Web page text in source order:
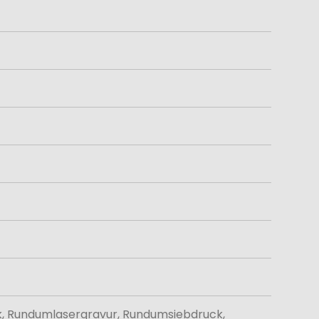
Rundumlasergravur, Rundumsiebdruck,